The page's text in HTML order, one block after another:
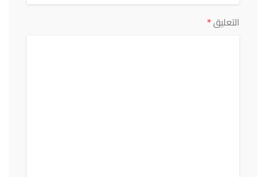
التعليق*